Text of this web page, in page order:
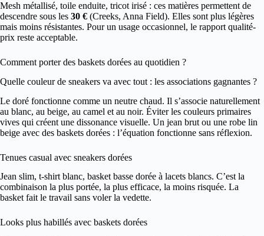
Mesh métallisé, toile enduite, tricot irisé : ces matières permettent de
descendre sous les 30 € (Creeks, Anna Field). Elles sont plus légères
mais moins résistantes. Pour un usage occasionnel, le rapport qualité-
prix reste acceptable.
Comment porter des baskets dorées au quotidien ?
Quelle couleur de sneakers va avec tout : les associations gagnantes ?
Le doré fonctionne comme un neutre chaud. Il s’associe naturellement
au blanc, au beige, au camel et au noir. Éviter les couleurs primaires
vives qui créent une dissonance visuelle. Un jean brut ou une robe lin
beige avec des baskets dorées : l’équation fonctionne sans réflexion.
Tenues casual avec sneakers dorées
Jean slim, t-shirt blanc, basket basse dorée à lacets blancs. C’est la
combinaison la plus portée, la plus efficace, la moins risquée. La
basket fait le travail sans voler la vedette.
Looks plus habillés avec baskets dorées